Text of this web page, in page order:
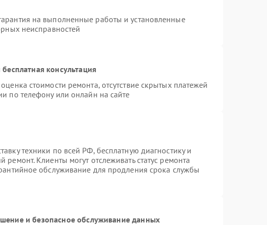
на выполненные работы и установленные
неисправностей
консультация
стоимости ремонта, отсутствие скрытых платежей
по телефону или онлайн на сайте
техники по всей РФ, бесплатную диагностику и
Клиенты могут отслеживать статус ремонта
обслуживание для продления срока службы
и безопасное обслуживание данных